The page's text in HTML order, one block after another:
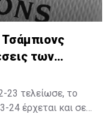
των
23 τελείωσε, το
24 έρχεται και σε